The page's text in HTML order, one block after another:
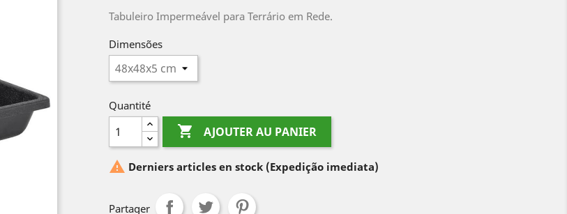
Tabuleiro Impermeável para Terrário em Rede.
Dimensões
Quantité
 AJOUTER AU PANIER
 Derniers articles en stock (Expedição imediata)
Partager